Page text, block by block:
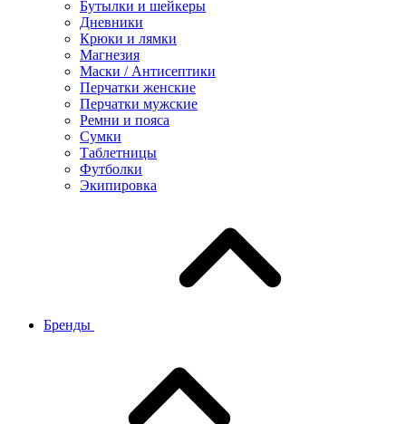
Бутылки и шейкеры
Дневники
Крюки и лямки
Магнезия
Маски / Антисептики
Перчатки женские
Перчатки мужские
Ремни и пояса
Сумки
Таблетницы
Футболки
Экипировка
Бренды